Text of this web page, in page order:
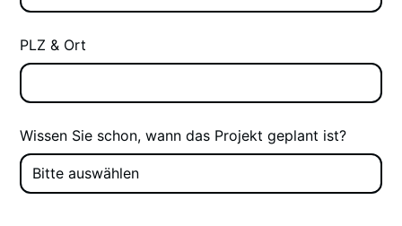
PLZ & Ort
Wissen Sie schon, wann das Projekt geplant ist?